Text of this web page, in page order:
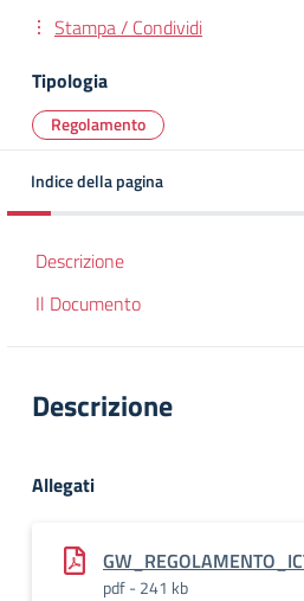
Stampa / Condividi
Tipologia
Regolamento
Indice della pagina
Descrizione
Il Documento
Descrizione
Allegati
pdf - 241 kb